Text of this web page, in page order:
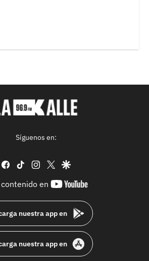
Síguenos en:
facebook
tiktok instagram
twittergoogle
en
youtube-
nuestra app en
nuestra app en